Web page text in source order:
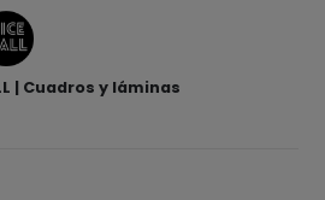
| Cuadros y láminas